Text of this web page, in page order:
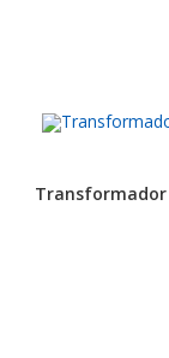
Transformador